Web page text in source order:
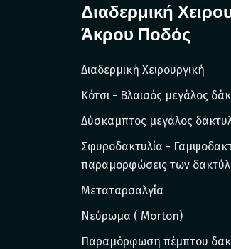
Διαδερμική
Άκρου Ποδός
Διαδερμική Χειρουργική
Kότσι - Βλαισός μεγάλος
Δύσκαμπτος μεγάλος
Σφυροδακτυλία -
παραμορφώσεις των
Μεταταρσαλγία
Νεύρωμα ( Morton)
Παραμόρφωση πέμπτου